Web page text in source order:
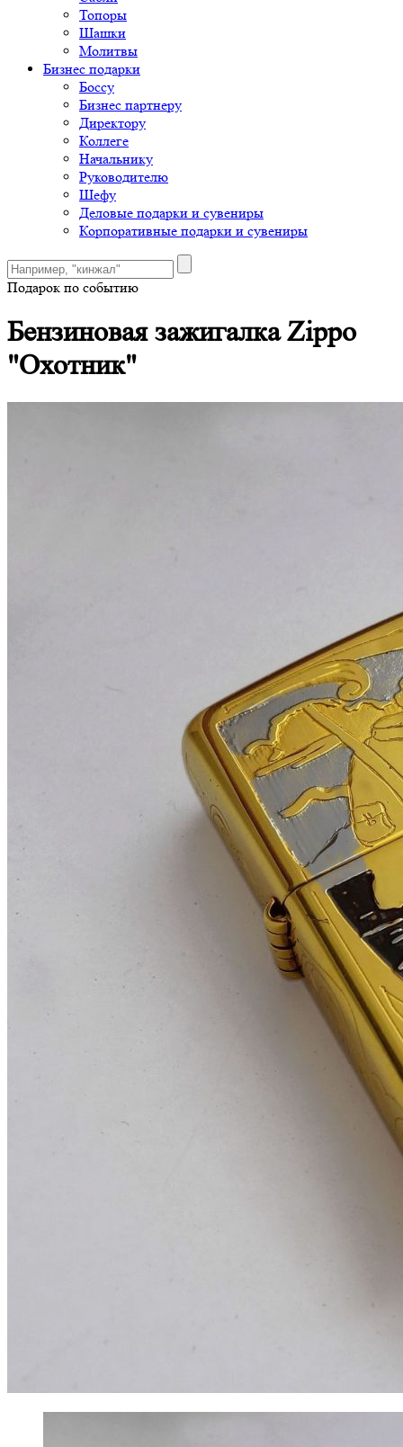
Топоры
Шашки
Молитвы
Бизнес подарки
Боссу
Бизнес партнеру
Директору
Коллеге
Начальнику
Руководителю
Шефу
Деловые подарки и сувениры
Корпоративные подарки и сувениры
Подарок по событию
Бензиновая зажигалка Zippo
"Охотник"